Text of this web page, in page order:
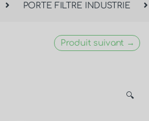
PORTE FILTRE INDUSTRIE
Produit suivant →
🔍